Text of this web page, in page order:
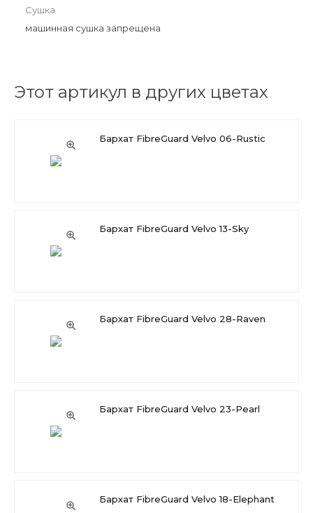
Сушка
машинная сушка запрещена
Этот артикул в других цветах
Бархат FibreGuard Velvo 06-Rustic
Бархат FibreGuard Velvo 13-Sky
Бархат FibreGuard Velvo 28-Raven
Бархат FibreGuard Velvo 23-Pearl
Бархат FibreGuard Velvo 18-Elephant